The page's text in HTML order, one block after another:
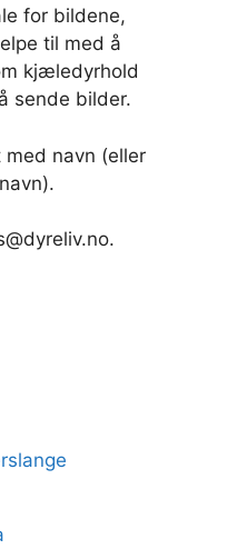
for bildene,
til med å
kjæledyrhold
sende bilder.
navn (eller